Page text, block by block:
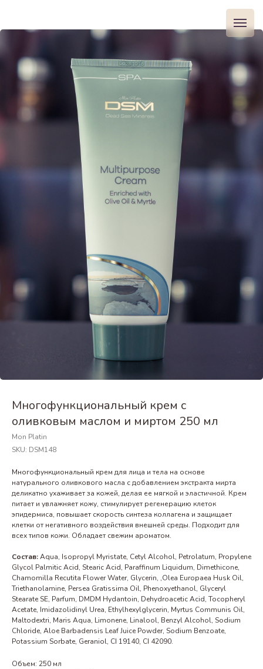
Многофункциональный крем с
оливковым маслом и миртом 250 мл
Mon Platin
SKU: DSM148
Многофункциональный крем для лица и тела на основе
натурального оливкового масла с добавлением экстракта мирта
деликатно ухаживает за кожей, делая ее мягкой и эластичной. Крем
питает и увлажняет кожу, стимулирует регенерацию клеток
эпидермиса, повышает скорость синтеза коллагена и защищает
клетки от негативного воздействия внешней среды. Подходит для
всех типов кожи. Обладает свежим ароматом.
Состав:Aqua, Isopropyl Myristate, Cetyl Alcohol, Petrolatum, Propylene
Glycol Palmitic Acid, Stearic Acid, Paraffinum Liquidum, Dimethicone,
Chamomilla Recutita Flower Water, Glycerin, ,Olea Europaea Husk Oil,
Triethanolamine, Persea Gratissima Oil, Phenoxyethanol, Glyceryl
Stearate SE, Parfum, DMDM Hydantoin, Dehydroacetic Acid, Tocopheryl
Acetate, Imidazolidinyl Urea, Ethylhexylglycerin, Myrtus Communis Oil,
Maltodextri, Maris Aqua, Limonene, Linalool, Benzyl Alcohol, Sodium
Chloride, Aloe Barbadensis Leaf Juice Powder, Sodium Benzoate,
Potassium Sorbate, Geraniol, CI 19140, CI 42090.
Объем: 250 мл